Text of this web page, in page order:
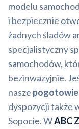
modelu
i bezpiecznie
żadnych śladów
specjalistyczny
samochodów,
bezinwazyjnie.
nasze
dyspozycji także
Sopocie. WABC